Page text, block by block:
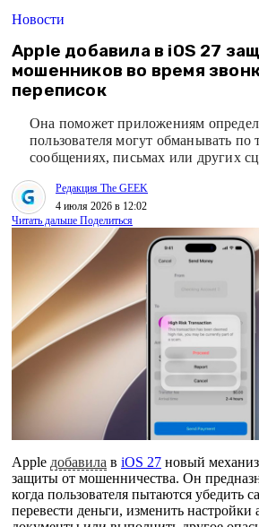
Новости
Apple добавила в iOS 27
мошенников во время
переписок
Она поможет приложениям
пользователя могут обманывать по
сообщениях, письмах или других
Редакция The GEEK
4 июля 2026 в 12:02
Читать дальше Поделиться
Apple добавила в iOS 27 новый
защиты от мошенничества. Он
когда пользователя пытаются убедить
перевести деньги, изменить настройки